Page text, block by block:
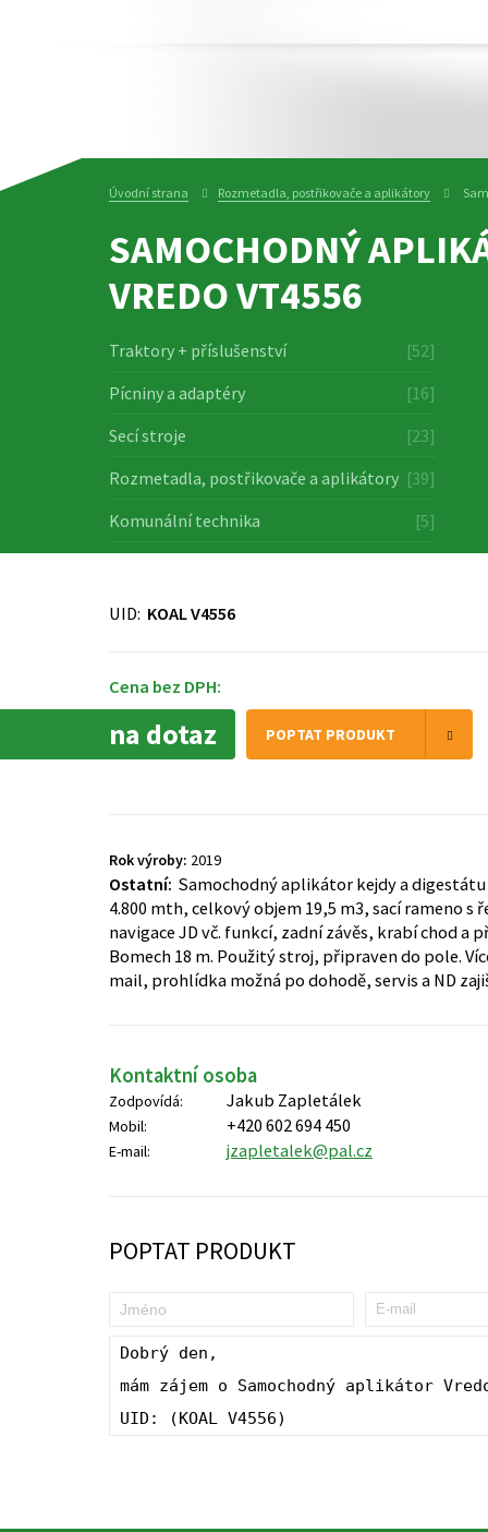
Úvodní strana Rozmetadla, postřikovače a aplikátory
SAMOCHODNÝ
VREDO VT4556
Traktory + příslušenství
[52]
Pícniny a adaptéry
[16]
Secí stroje
[23]
Rozmetadla, postřikovače a aplikátory [39]
Komunální technika
[5]
UID: KOAL V4556
Cena bez DPH:
na dotaz POPTAT PRODUKT
Rok výroby: 2019
Ostatní: Samochodný aplikátor kejdy a digestátu
4.800 mth, celkový objem 19,5 m3, sací rameno s
navigace JD vč. funkcí, zadní závěs, krabí chod a
Bomech 18 m. Použitý stroj, připraven do pole.
mail, prohlídka možná po dohodě, servis a ND
Kontaktní osoba
Zodpovídá: Jakub Zapletálek
Mobil: +420 602 694 450
E-mail: jzapletalek@pal.cz
POPTAT PRODUKT